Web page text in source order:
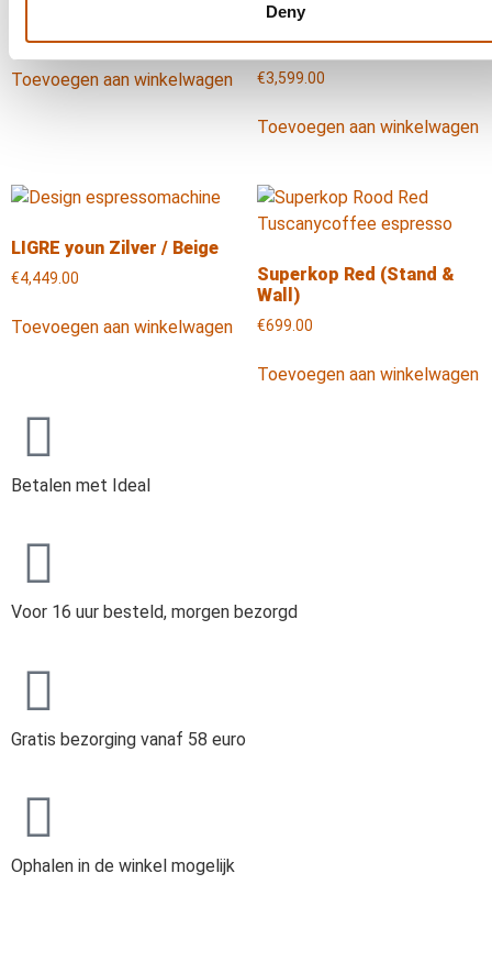
Deny
Toevoegen aan winkelwagen
ECM Synchronika II OLED
Chroom
€3,599.00
Toevoegen aan winkelwagen
LIGRE youn Zilver / Beige
€4,449.00
Toevoegen aan winkelwagen
Superkop Red (Stand &
Wall)
€699.00
Toevoegen aan winkelwagen
Betalen met Ideal
Voor 16 uur besteld, morgen bezorgd
Gratis bezorging vanaf 58 euro
Ophalen in de winkel mogelijk